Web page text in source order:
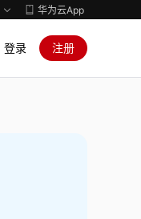
华为云App
登录 注册